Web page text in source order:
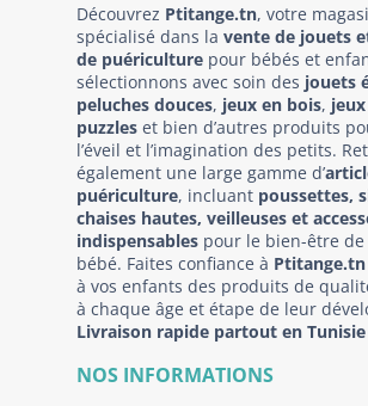
Découvrez Ptitange.tn, votre
spécialisé dans la vente de jouets
de puériculture pour bébés et
sélectionnons avec soin des jouets
peluches douces, jeux en bois,
puzzles et bien d’autres produits
l’éveil et l’imagination des petits.
également une large gamme d’
puériculture, incluant poussettes,
chaises hautes, veilleuses et
indispensables pour le bien-être de
bébé. Faites confiance à Ptitange.tn
à vos enfants des produits de
à chaque âge et étape de leur
Livraison rapide partout en
NOS INFORMATIONS